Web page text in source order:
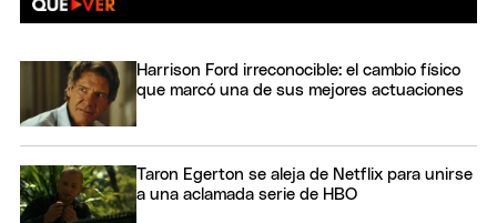
Harrison Ford irreconocible: el cambio físico
que marcó una de sus mejores actuaciones
Taron Egerton se aleja de Netflix para unirse
a una aclamada serie de HBO